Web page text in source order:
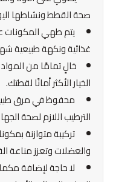
صحة القطط ونشاطها
يتم طهي المكونات
غذائية ونكهة طبيعية
خالٍ تمامًا من
الخيار الأكثر أمانًا لقطتك.
محفوظ في مرق
الترطيب اللازم لصحة
تركيبة متوازنة
والعضلات وتعزز مناعة
لا حاجة لإضافة